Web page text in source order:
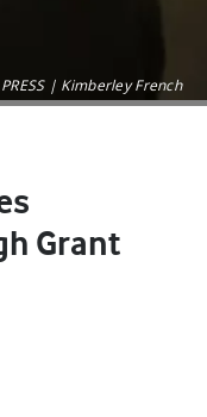
| Kimberley French
Grant